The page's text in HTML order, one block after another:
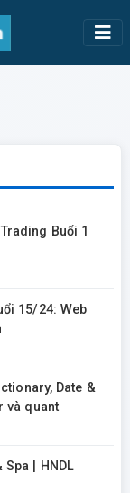
Buổi 1
15/24: Web
Date &
và quant
| HNDL